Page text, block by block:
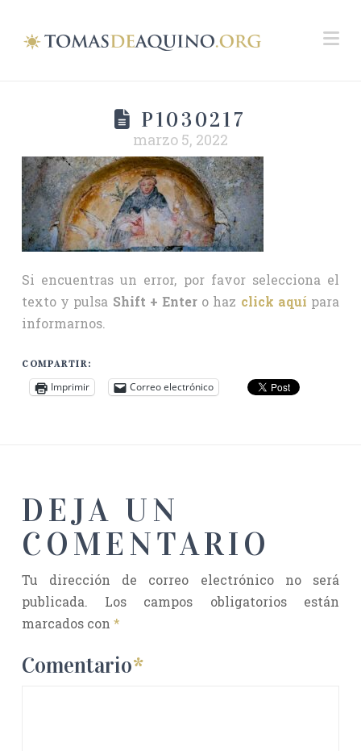
P1030217
marzo 5, 2022
Si encuentras un error, por favor selecciona el
texto y pulsa Shift + Enter o haz click aquí para
informarnos.
COMPARTIR:
Imprimir Correo electrónico
DEJA UN
COMENTARIO
Tu dirección de correo electrónico no será
publicada.
Los campos obligatorios están
marcados con *
Comentario*